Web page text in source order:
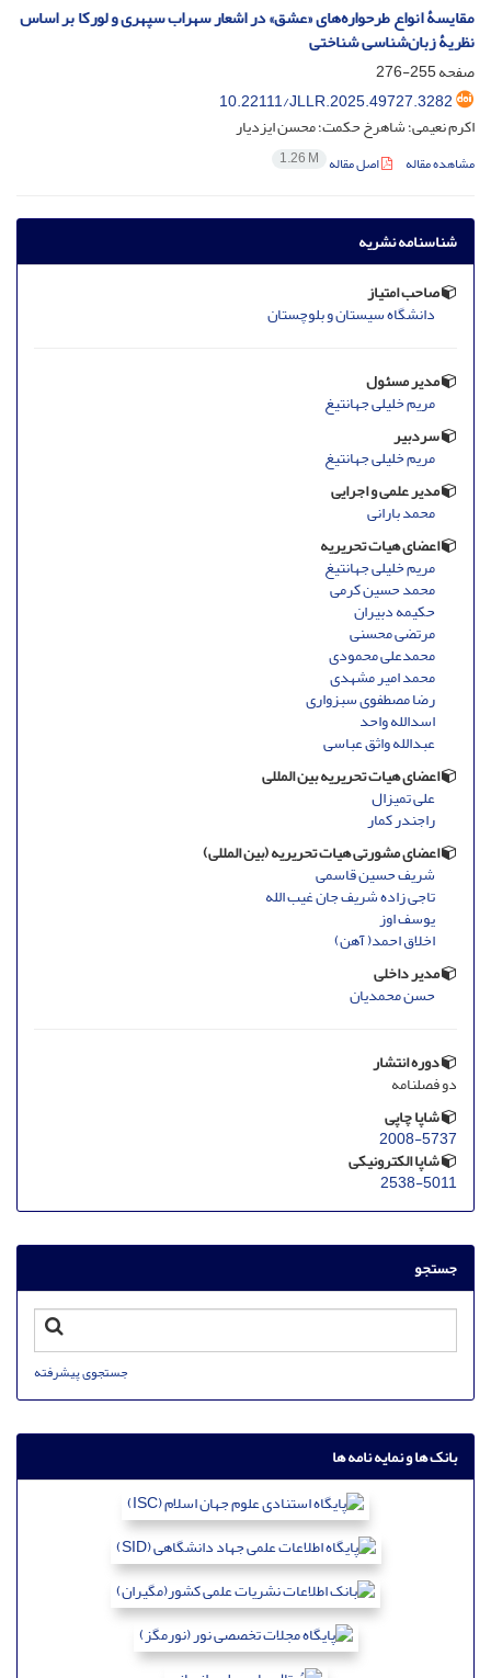
مقایسۀ انواع طرحواره‌های «عشق» در اشعار سهراب سپهری و لورکا بر اساس
نظریۀ زبان‌شناسی شناختی
صفحه255-276
10.22111/JLLR.2025.49727.3282
اکرم نعیمی؛ شاهرخ حکمت؛ محسن ایزدیار
مشاهده مقاله اصل مقاله 1.26 M
شناسنامه نشریه
صاحب امتیاز
دانشگاه سیستان و بلوچستان
مدیر مسئول
مریم خلیلی جهانتیغ
سردبیر
مریم خلیلی جهانتیغ
مدیر علمی و اجرایی
محمد بارانی
اعضای هیات تحریریه
مریم خلیلی جهانتیغ
محمد حسین کرمی
حکیمه دبیران
مرتضی محسنی
محمدعلی محمودی
محمد امیر مشهدی
رضا مصطفوی سبزواری
اسدالله واحد
عبدالله واثق عباسی
اعضای هیات تحریریه بین المللی
علی تمیزال
راجندر کمار
اعضای مشورتی هیات تحریریه (بین المللی)
شریف حسین قاسمی
تاجی زاده شریف جان غیب الله
یوسف اوز
اخلاق احمد( آهن)
مدیر داخلی
حسن محمدیان
دوره انتشار
دو فصلنامه
شاپا چاپی
2008-5737
شاپا الکترونیکی
2538-5011
جستجو
جستجوی پیشرفته
بانک ها و نمایه نامه ها